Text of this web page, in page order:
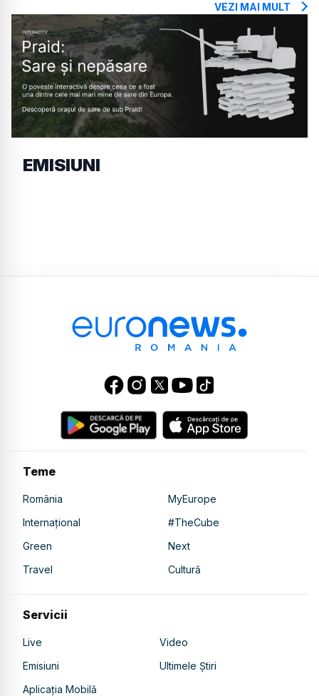
VEZI MAI MULT
EMISIUNI
Teme
România
MyEurope
Internațional
#TheCube
Green
Next
Travel
Cultură
Servicii
Live
Video
Emisiuni
Ultimele Știri
Aplicația Mobilă